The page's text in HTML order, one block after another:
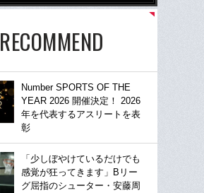
RECOMMEND
Number SPORTS OF THE
YEAR 2026 開催決定！ 2026
年を代表するアスリートを表
彰
「少しぼやけているだけでも
感覚が狂ってきます」Bリー
グ屈指のシューター・安藤周